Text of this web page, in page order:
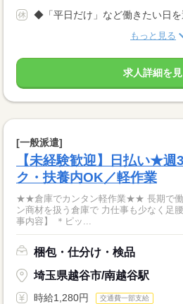
◆「平日だけ」など働きたい日を
もっと見る
求人詳細を
[一般派遣]
【未経験歓迎】日払い★週
ク・扶養内OK／軽作業
★★倉庫でカンタン軽作業★★ 長期で働
ン商材を扱う倉庫で 力仕事も少なく足腰へ
事内容】 ＊ピッ...
梱包・仕分け・検品
埼玉県越谷市/南越谷駅
時給1,280円 交通費一部支給